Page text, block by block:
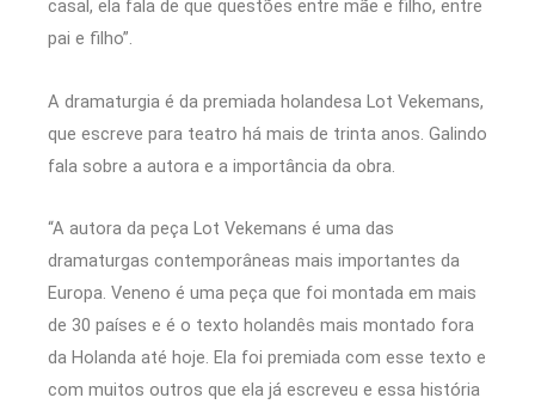
casal, ela fala de que questões entre mãe e filho, entre
pai e filho”.
A dramaturgia é da premiada holandesa Lot Vekemans,
que escreve para teatro há mais de trinta anos. Galindo
fala sobre a autora e a importância da obra.
“A autora da peça Lot Vekemans é uma das
dramaturgas contemporâneas mais importantes da
Europa. Veneno é uma peça que foi montada em mais
de 30 países e é o texto holandês mais montado fora
da Holanda até hoje. Ela foi premiada com esse texto e
com muitos outros que ela já escreveu e essa história